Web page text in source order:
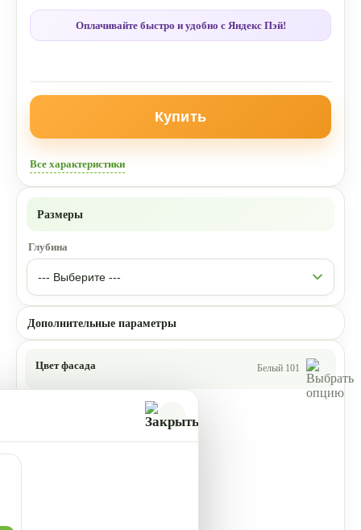
Оплачивайте быстро и удобно с Яндекс Пэй!
Купить
Все характеристики
Размеры
Глубина
Дополнительные параметры
Цвет фасада Белый 101